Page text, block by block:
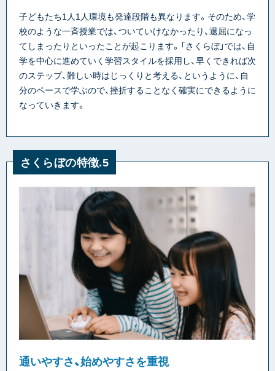
子どもたち1人1人環境も発達段階も異なります。そのため、学
校のような一斉授業では、ついていけなかったり、退屈になっ
てしまったりといったことが起こります。「さくらぼ」では、自
学を中心に進めていく学習スタイルを採用し、早くできれば次
のステップ、難しい時はじっくりと考える、というように、自
分のペースで学ぶので、挫折することなく確実にできるように
なっていきます。
さくらぼの特徴.5
通いやすさ、始めやすさを重視